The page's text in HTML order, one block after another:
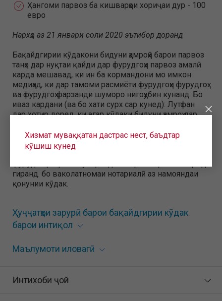
Ҳангоми парвоз ба кишварҳои хориҷаи дур - 100
евро
Нархҳо аз 21 январи соли 2020 эътибор доранд
Бақайдгирии кӯдакони бидуни ҳамроҳӣ барои парвоз
танҳо дар нуқтаи қайди дар фурудгоҳи парвоз амалӣ
карда мешавад, ки ин ба кормандони мо имкон
медиҳад, ки дар тамоми расмиёти фурудгоҳи фурудгоҳ
ва фурудгоҳ фарзанди шуморо нигоҳубин кунанд. Бо
иваз кардани (ва бо хати сурх сар кунед): Лутфан
дар хотир доред, ки агар кӯдаки бидуни ҳамроҳ дар
қонунии кӯдак: волидон, падару модари
фарзандхондагон, васиён, парасторон ё
намояндагони кӯдак метавонанд кӯдакро ба
гиранд. бо ваколатномаи нотариалӣ аз намояндаи
қонунии кӯдак.
Ҳуҷҷатҳои зарурӣ барои бақайдгирии кӯдак
барои интиқол
Маълумоти иловагӣ
Интихоби ҷой
Хизмат муваққатан дастрас нест, баъдтар
кӯшиш кунед